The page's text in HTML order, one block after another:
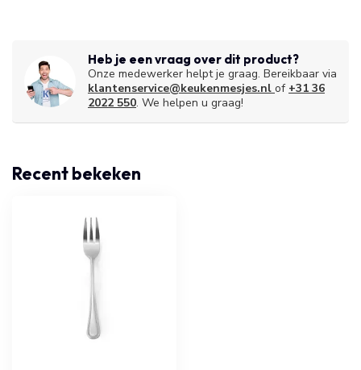
Heb je een vraag over dit product?
Onze medewerker helpt je graag. Bereikbaar via
klantenservice@keukenmesjes.nl of +31 36
2022 550. We helpen u graag!
Recent bekeken